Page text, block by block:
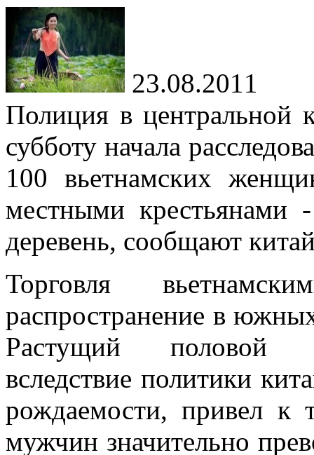
23.08.2011
Полиция в центральной
субботу начала
100 вьетнамских
местными крестьянами
деревень, сообщают
Торговля
распространение в
Растущий половой
вследствие политики
рождаемости, привел к
мужчин значительно